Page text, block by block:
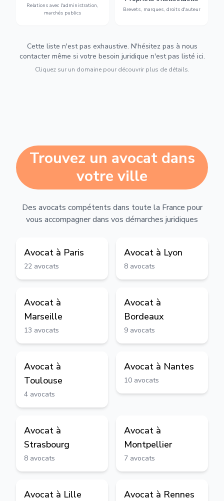
Relations avec l'administration,
marchés publics
urbanisme et contentieux.
Brevets, marques, droits d'auteur
contrefaçon.
Cette liste n'est pas exhaustive. N'hésitez pas à nous
contacter même si votre besoin juridique n'est pas listé ici.
Cliquez sur un domaine pour découvrir plus de détails.
Trouvez un avocat dans
votre ville
Des avocats compétents dans toute la France pour
vous accompagner dans vos démarches juridiques
Avocat à Paris
22 avocats
Avocat à Lyon
8 avocats
Avocat à
Marseille
13 avocats
Avocat à
Bordeaux
9 avocats
Avocat à
Toulouse
4 avocats
Avocat à Nantes
10 avocats
Avocat à
Strasbourg
8 avocats
Avocat à
Montpellier
7 avocats
Avocat à Lille Avocat à Rennes